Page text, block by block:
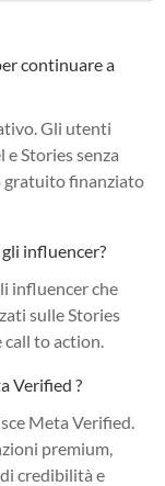
continuare a
Gli utenti
Stories senza
gratuito finanziato
influencer?
influencer che
sulle Stories
to action.
Verified ?
Meta Verified.
premium,
credibilità e